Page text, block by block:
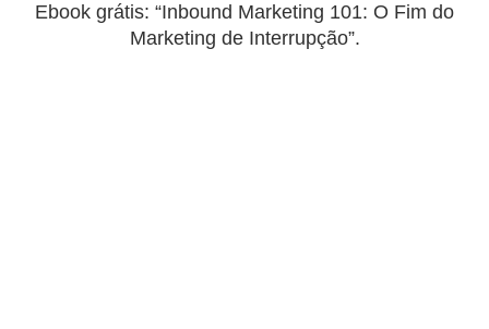
Ebook grátis: “Inbound Marketing 101: O Fim do
Marketing de Interrupção”.